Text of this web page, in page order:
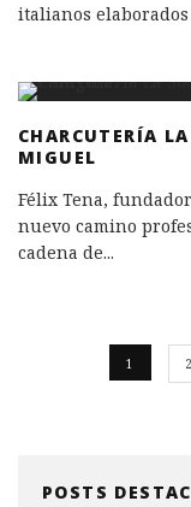
italianos
CHARCUTERÍA
MIGUEL
Félix Tena,
nuevo camino
cadena de...
1 2
POSTS